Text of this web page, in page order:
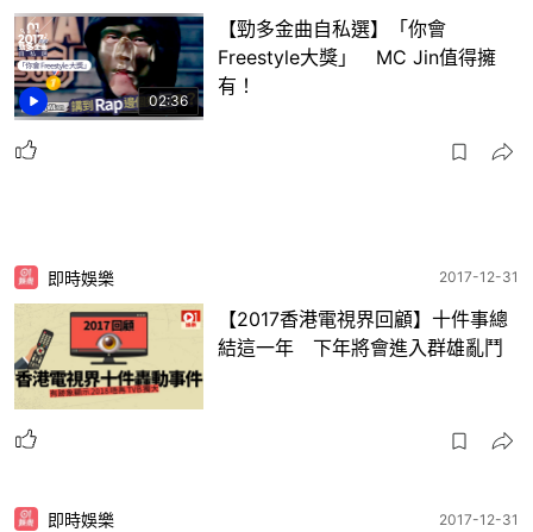
02:36
【勁多金曲自私選】「你會
Freestyle大獎」 MC Jin值得擁
有！
即時娛樂 2017-12-31
【2017香港電視界回顧】十件事總
結這一年 下年將會進入群雄亂鬥
即時娛樂 2017-12-31